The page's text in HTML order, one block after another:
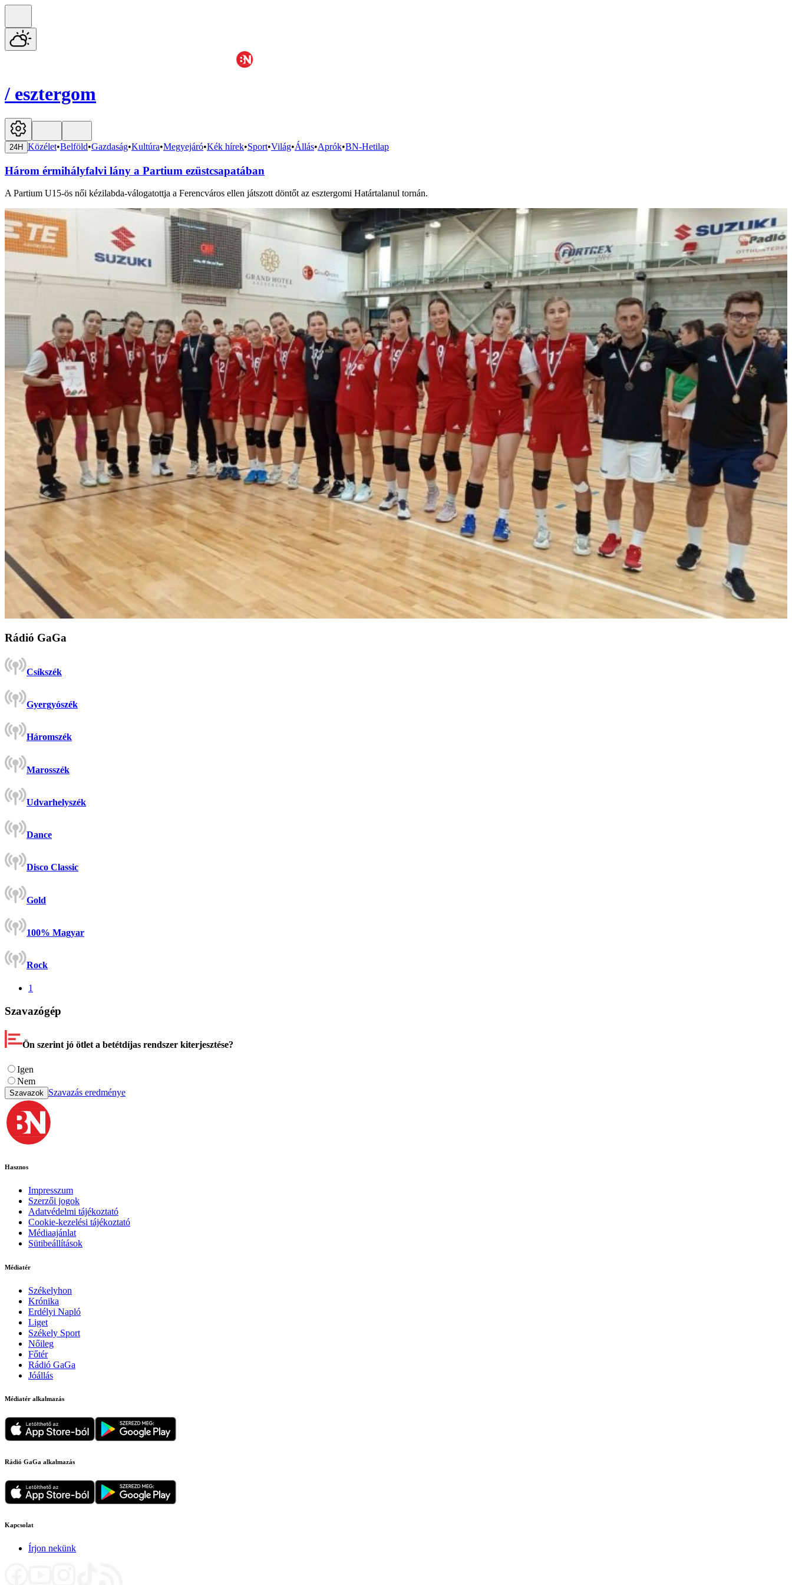
/ esztergom
24H Közélet•Belföld•Gazdaság•Kultúra•Megyejáró•Kék hírek•Sport•Világ•Állás•Aprók•BN-Hetilap
Három érmihályfalvi lány a Partium ezüstcsapatában
A Partium U15-ös női kézilabda-válogatottja a Ferencváros ellen játszott döntőt az esztergomi Határtalanul tornán.
Rádió GaGa
Csíkszék
Gyergyószék
Háromszék
Marosszék
Udvarhelyszék
Dance
Disco Classic
Gold
100% Magyar
Rock
1
Szavazógép
Ön szerint jó ötlet a betétdíjas rendszer kiterjesztése?
Igen
Nem
Szavazok Szavazás eredménye
Hasznos
Impresszum
Szerzői jogok
Adatvédelmi tájékoztató
Cookie-kezelési tájékoztató
Médiaajánlat
Sütibeállítások
Médiatér
Székelyhon
Krónika
Erdélyi Napló
Liget
Székely Sport
Nőileg
Főtér
Rádió GaGa
Jóállás
Médiatér alkalmazás
Rádió GaGa alkalmazás
Kapcsolat
Írjon nekünk